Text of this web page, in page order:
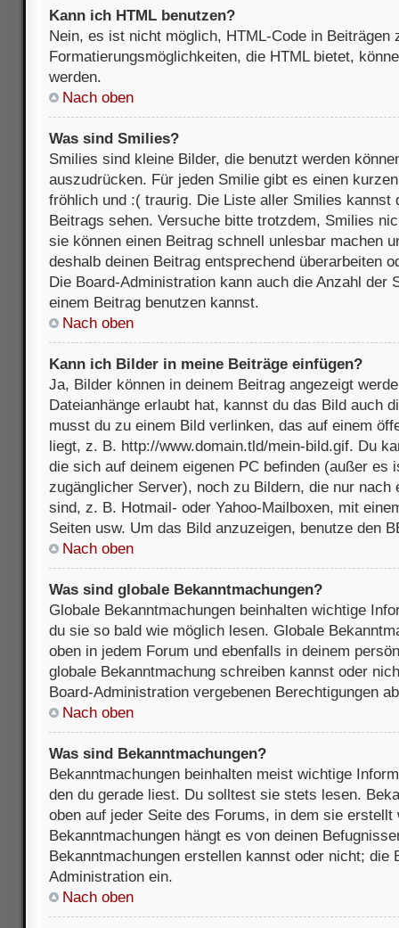
Kann ich HTML benutzen?
Nein, es ist nicht möglich, HTML-Code in Beiträgen
Formatierungsmöglichkeiten, die HTML bietet,
werden.
Nach oben
Was sind Smilies?
Smilies sind kleine Bilder, die benutzt werden
auszudrücken. Für jeden Smilie gibt es einen
fröhlich und :( traurig. Die Liste aller Smilies kannst
Beitrags sehen. Versuche bitte trotzdem, Smilies
sie können einen Beitrag schnell unlesbar machen
deshalb deinen Beitrag entsprechend überarbeiten
Die Board-Administration kann auch die Anzahl der
einem Beitrag benutzen kannst.
Nach oben
Kann ich Bilder in meine Beiträge einfügen?
Ja, Bilder können in deinem Beitrag angezeigt
Dateianhänge erlaubt hat, kannst du das Bild auch
musst du zu einem Bild verlinken, das auf einem
liegt, z. B. http://www.domain.tld/mein-bild.gif. Du
die sich auf deinem eigenen PC befinden (außer es
zugänglicher Server), noch zu Bildern, die nur nach
sind, z. B. Hotmail- oder Yahoo-Mailboxen, mit
Seiten usw. Um das Bild anzuzeigen, benutze den
Nach oben
Was sind globale Bekanntmachungen?
Globale Bekanntmachungen beinhalten wichtige
du sie so bald wie möglich lesen. Globale
oben in jedem Forum und ebenfalls in deinem
globale Bekanntmachung schreiben kannst oder
Board-Administration vergebenen Berechtigungen
Nach oben
Was sind Bekanntmachungen?
Bekanntmachungen beinhalten meist wichtige
den du gerade liest. Du solltest sie stets lesen.
oben auf jeder Seite des Forums, in dem sie erstellt
Bekanntmachungen hängt es von deinen
Bekanntmachungen erstellen kannst oder nicht; die
Administration ein.
Nach oben